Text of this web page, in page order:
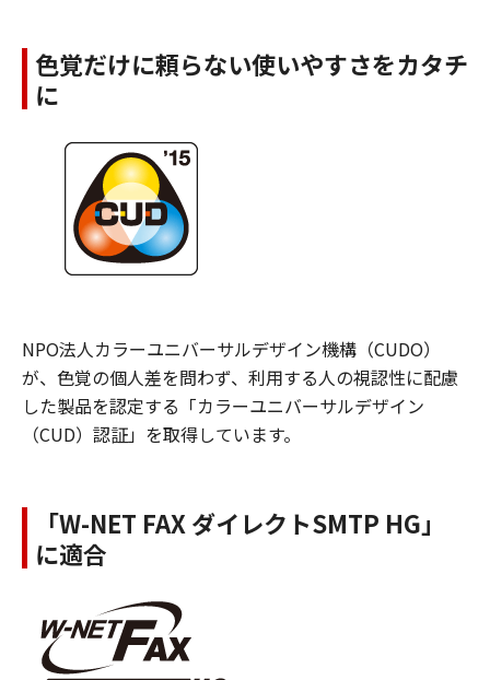
色覚だけに頼らない使いやすさをカタチ
に
NPO法人カラーユニバーサルデザイン機構（CUDO）
が、色覚の個人差を問わず、利用する人の視認性に配慮
した製品を認定する「カラーユニバーサルデザイン
（CUD）認証」を取得しています。
「W-NET FAX ダイレクトSMTP HG」
に適合